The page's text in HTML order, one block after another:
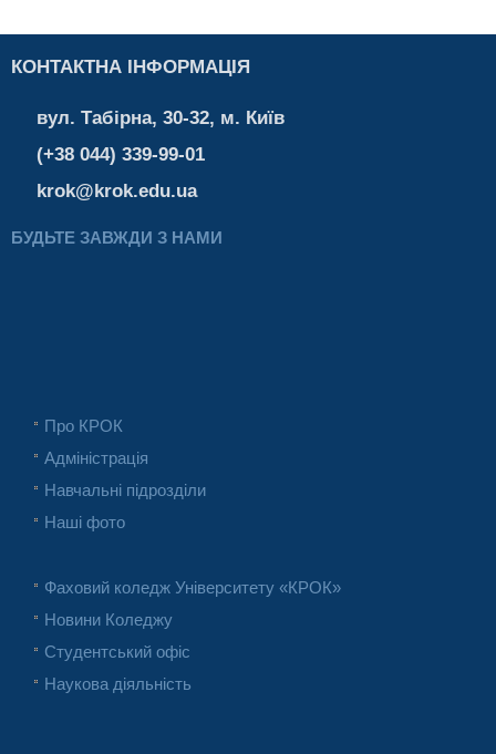
КОНТАКТНА ІНФОРМАЦІЯ
вул. Табірна, 30-32, м. Київ
(+38 044) 339-99-01
krok@krok.edu.ua
БУДЬТЕ ЗАВЖДИ З НАМИ
Про КРОК
Адміністрація
Навчальні підрозділи
Наші фото
Фаховий коледж Університету «КРОК»
Новини Коледжу
Студентський офіс
Наукова діяльність